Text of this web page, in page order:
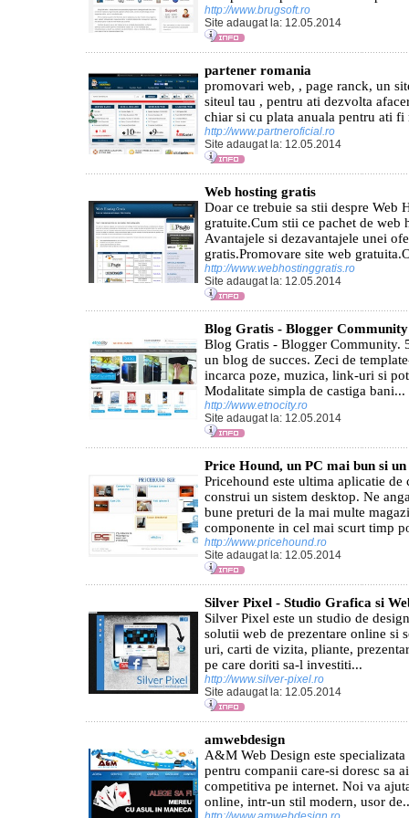
http://www.brugsoft.ro
Site adaugat la: 12.05.2014
partener romania
promovari web, , page ranck, un
siteul tau , pentru ati dezvolta
chiar si cu plata anuala pentru ati
http://www.partneroficial.ro
Site adaugat la: 12.05.2014
Web hosting gratis
Doar ce trebuie sa stii despre Web
gratuite.Cum stii ce pachet de web
Avantajele si dezavantajele unei
gratis.Promovare site web
http://www.webhostinggratis.ro
Site adaugat la: 12.05.2014
Blog Gratis - Blogger Community
Blog Gratis - Blogger Community.
un blog de succes. Zeci de
incarca poze, muzica, link-uri si
Modalitate simpla de castiga bani...
http://www.etnocity.ro
Site adaugat la: 12.05.2014
Price Hound, un PC mai bun si
Pricehound este ultima aplicatie de
construi un sistem desktop. Ne
bune preturi de la mai multe
componente in cel mai scurt timp
http://www.pricehound.ro
Site adaugat la: 12.05.2014
Silver Pixel - Studio Grafica si
Silver Pixel este un studio de
solutii web de prezentare online si
uri, carti de vizita, pliante,
pe care doriti sa-l investiti...
http://www.silver-pixel.ro
Site adaugat la: 12.05.2014
amwebdesign
A&M Web Design este
pentru companii care-si doresc sa
competitiva pe internet. Noi va
online, intr-un stil modern, usor